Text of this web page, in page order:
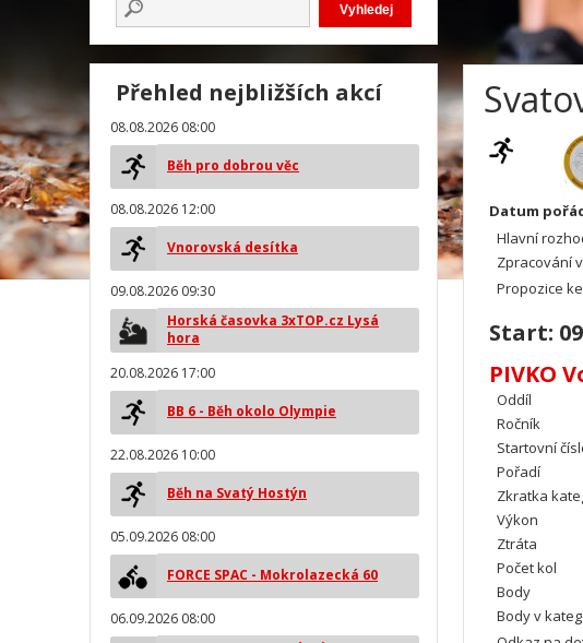
Datum
Hlavní
Zpracování
Propozice
Start:
PIVKO
Oddíl
Ročník
Startovní
Pořadí
Zkratka
Výkon
Ztráta
Počet kol
Body
Body v
Přehled nejbližších akcí
08.08.2026 08:00
Běh pro dobrou věc
08.08.2026 12:00
Vnorovská desítka
09.08.2026 09:30
Horská časovka 3xTOP.cz Lysá
hora
20.08.2026 17:00
BB 6 - Běh okolo Olympie
22.08.2026 10:00
Běh na Svatý Hostýn
05.09.2026 08:00
FORCE SPAC - Mokrolazecká 60
06.09.2026 08:00